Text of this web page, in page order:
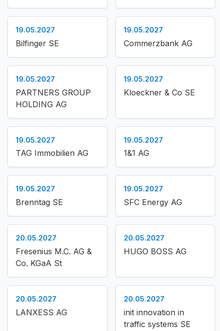
19.05.2027
Bilfinger SE
19.05.2027
Commerzbank AG
19.05.2027
PARTNERS GROUP
HOLDING AG
19.05.2027
Kloeckner & Co SE
19.05.2027
TAG Immobilien AG
19.05.2027
1&1 AG
19.05.2027
Brenntag SE
19.05.2027
SFC Energy AG
20.05.2027
Fresenius M.C. AG &
Co. KGaA St
20.05.2027
HUGO BOSS AG
20.05.2027
LANXESS AG
20.05.2027
init innovation in
traffic systems SE